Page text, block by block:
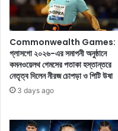
ন
ব
ন্দ
র
লু
ক
টি
"
স
ম
য়
টা
এ
কে
Commonwealth Games:
গ্লাসগো ২০২৬-এর সমাপনী অনুষ্ঠানে
কমনওয়েলথ গেমসের পতাকা হস্তান্তরে
নেতৃত্ব দিলেন নীরজ চোপড়া ও পিটি উষা
3 days ago